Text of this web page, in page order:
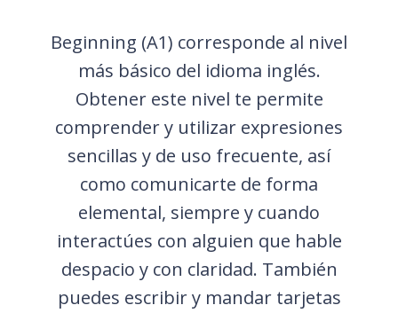
Beginning (A1) corresponde al nivel
más básico del idioma inglés.
Obtener este nivel te permite
comprender y utilizar expresiones
sencillas y de uso frecuente, así
como comunicarte de forma
elemental, siempre y cuando
interactúes con alguien que hable
despacio y con claridad. También
puedes escribir y mandar tarjetas